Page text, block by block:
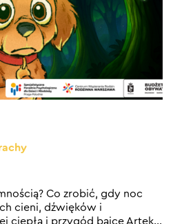
Co zrobić, gdy noc
cieni, dźwięków i
ciepła i przygód bajce Artek…